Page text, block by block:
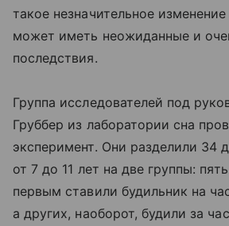
такое незначительное
может иметь неожиданные и
последствия.
Группа исследователей под
Груббер из лаборатории сна
эксперимент. Они разделили 34
от 7 до 11 лет на две группы:
первым ставили будильник на
а других, наоборот, будили за